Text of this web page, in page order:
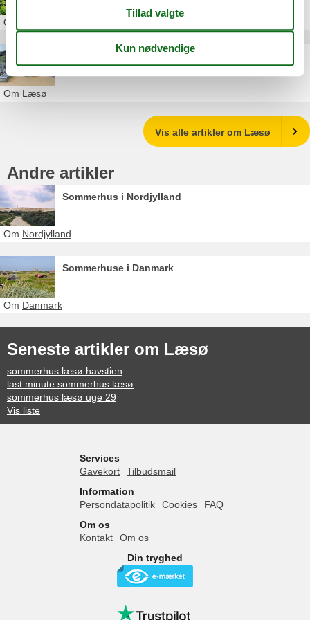
Om
Sommerhus Læsø privat last minute
Om Læsø
Vis alle artikler om Læsø
Andre artikler
Sommerhus i Nordjylland
Om Nordjylland
Sommerhuse i Danmark
Om Danmark
Seneste artikler om Læsø
sommerhus læsø havstien
last minute sommerhus læsø
sommerhus læsø uge 29
Vis liste
Services
Gavekort
Tilbudsmail
Information
Persondatapolitik
Cookies
FAQ
Om os
Kontakt
Om os
Din tryghed